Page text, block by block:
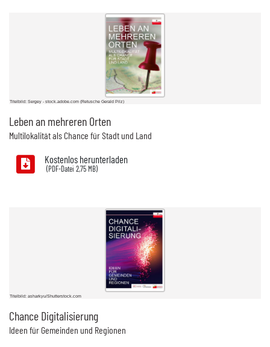
Titelbild: Sergey - stock.adobe.com (Retusche Gerald Pilz)
Leben an mehreren Orten
Multilokalität als Chance für Stadt und Land
Kostenlos herunterladen
2,75 MB)
Titelbild: asharkyu/Shutterstock.com
Chance Digitalisierung
Ideen für Gemeinden und Regionen